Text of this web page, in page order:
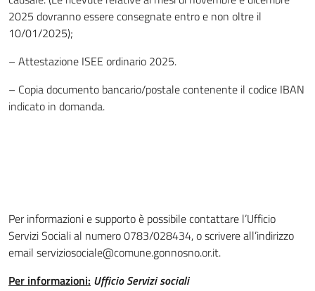
2025 dovranno essere consegnate entro e non oltre il
10/01/2025);
– Attestazione ISEE ordinario 2025.
– Copia documento bancario/postale contenente il codice IBAN
indicato in domanda.
Per informazioni e supporto è possibile contattare l’Ufficio
Servizi Sociali al numero 0783/028434, o scrivere all’indirizzo
email serviziosociale@comune.gonnosno.or.it.
Per informazioni: Ufficio Servizi sociali